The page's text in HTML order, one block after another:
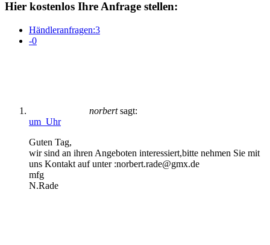
Hier kostenlos Ihre Anfrage stellen:
Händleranfragen:3
-0
norbert sagt:
um Uhr
Guten Tag,
wir sind an ihren Angeboten interessiert,bitte nehmen Sie mit
uns Kontakt auf unter :norbert.rade@gmx.de
mfg
N.Rade